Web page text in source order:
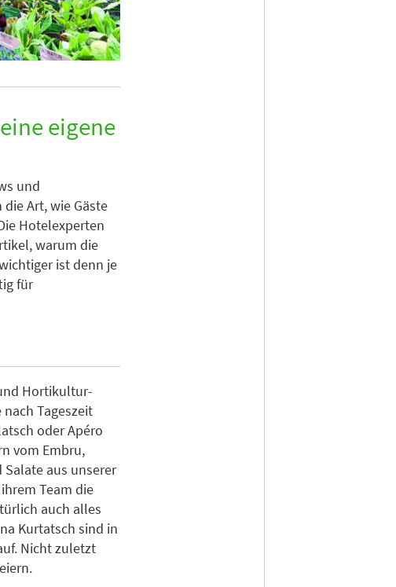
eigene
und
Art, wie Gäste
Hotelexperten
warum die
ist denn je
für
Hortikultur-
Tageszeit
oder Apéro
vom Embru,
aus unserer
Team die
auch alles
Kurtatsch sind in
Nicht zuletzt